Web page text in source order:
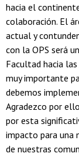
hacia el
colaboración. El
actual y
con la OPS será
Facultad hacia
muy importante
debemos
Agradezco por
por esta
impacto para una
de nuestras